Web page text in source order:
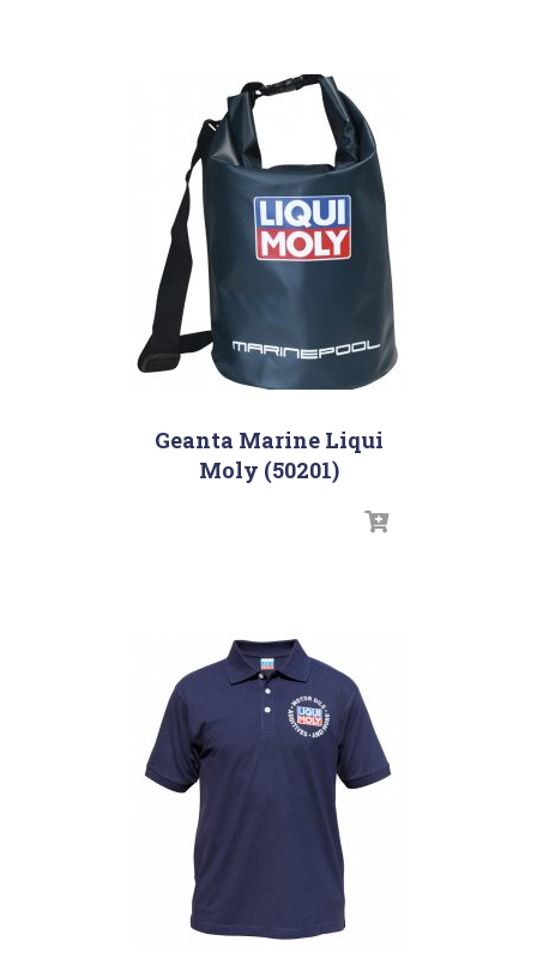
Geanta Marine Liqui
Moly (50201)